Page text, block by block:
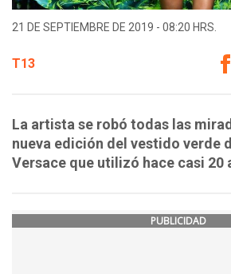
21 DE SEPTIEMBRE DE 2019 - 08:20 HRS.
T13
La artista se robó todas las
nueva edición del vestido verde
Versace que utilizó hace casi 20
PUBLICIDAD